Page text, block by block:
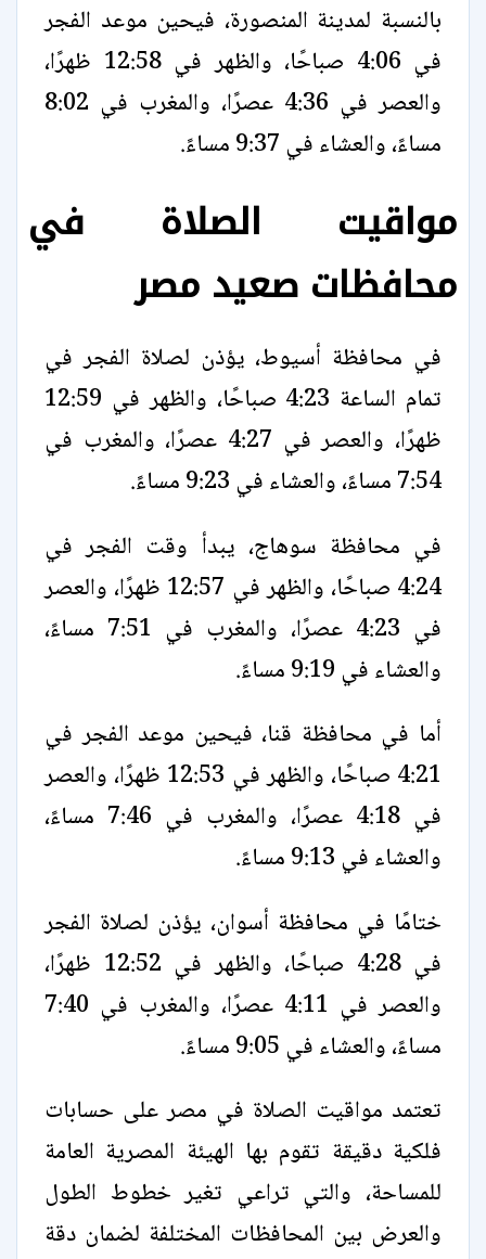
بالنسبة لمدينة المنصورة، فيحين موعد الفجر
في 4:06 صباحًا، والظهر في 12:58 ظهرًا،
والعصر في 4:36 عصرًا، والمغرب في 8:02
مساءً، والعشاء في 9:37 مساءً.
مواقيت الصلاة في
محافظات صعيد مصر
في محافظة أسيوط، يؤذن لصلاة الفجر في
تمام الساعة 4:23 صباحًا، والظهر في 12:59
ظهرًا، والعصر في 4:27 عصرًا، والمغرب في
7:54 مساءً، والعشاء في 9:23 مساءً.
في محافظة سوهاج، يبدأ وقت الفجر في
4:24 صباحًا، والظهر في 12:57 ظهرًا، والعصر
في 4:23 عصرًا، والمغرب في 7:51 مساءً،
والعشاء في 9:19 مساءً.
أما في محافظة قنا، فيحين موعد الفجر في
4:21 صباحًا، والظهر في 12:53 ظهرًا، والعصر
في 4:18 عصرًا، والمغرب في 7:46 مساءً،
والعشاء في 9:13 مساءً.
ختامًا في محافظة أسوان، يؤذن لصلاة الفجر
في 4:28 صباحًا، والظهر في 12:52 ظهرًا،
والعصر في 4:11 عصرًا، والمغرب في 7:40
مساءً، والعشاء في 9:05 مساءً.
تعتمد مواقيت الصلاة في مصر على حسابات
فلكية دقيقة تقوم بها الهيئة المصرية العامة
للمساحة، والتي تراعي تغير خطوط الطول
والعرض بين المحافظات المختلفة لضمان دقة